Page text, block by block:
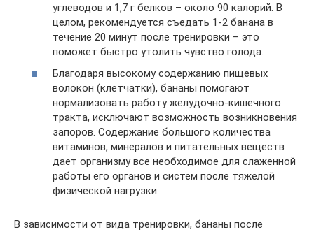
углеводов и 1,7 г белков – около 90 калорий. В
целом, рекомендуется съедать 1-2 банана в
течение 20 минут после тренировки – это
поможет быстро утолить чувство голода.
Благодаря высокому содержанию пищевых
волокон (клетчатки), бананы помогают
нормализовать работу желудочно-кишечного
тракта, исключают возможность возникновения
запоров. Содержание большого количества
витаминов, минералов и питательных веществ
дает организму все необходимое для слаженной
работы его органов и систем после тяжелой
физической нагрузки.
В зависимости от вида тренировки, бананы после